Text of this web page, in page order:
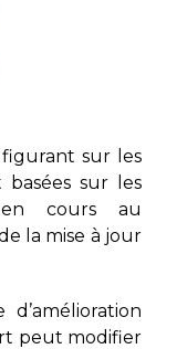
sur les
sur les
en cours au
la mise à jour
peut modifier